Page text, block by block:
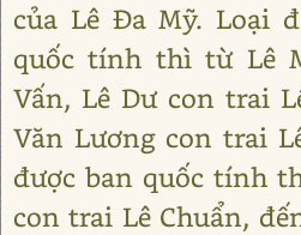
của Lê Đa Mỹ. Loại
quốc tính thì từ Lê
Vấn, Lê Dư con trai
Văn Lương con trai
được ban quốc tính
con trai Lê Chuẩn,